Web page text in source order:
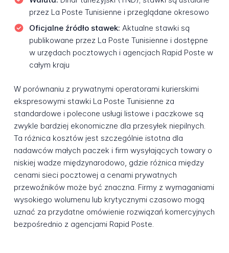
przez La Poste Tunisienne i przeglądane okresowo
Oficjalne źródło stawek: Aktualne stawki są
publikowane przez La Poste Tunisienne i dostępne
w urzędach pocztowych i agencjach Rapid Poste w
całym kraju
W porównaniu z prywatnymi operatorami kurierskimi
ekspresowymi stawki La Poste Tunisienne za
standardowe i polecone usługi listowe i paczkowe są
zwykle bardziej ekonomiczne dla przesyłek niepilnych.
Ta różnica kosztów jest szczególnie istotna dla
nadawców małych paczek i firm wysyłających towary o
niskiej wadze międzynarodowo, gdzie różnica między
cenami sieci pocztowej a cenami prywatnych
przewoźników może być znaczna. Firmy z wymaganiami
wysokiego wolumenu lub krytycznymi czasowo mogą
uznać za przydatne omówienie rozwiązań komercyjnych
bezpośrednio z agencjami Rapid Poste.